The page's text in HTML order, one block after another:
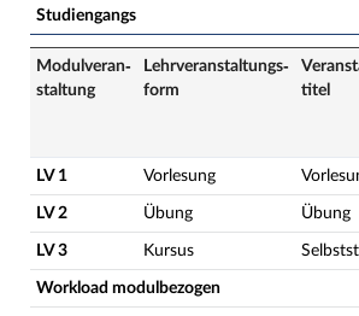
Studiengangs
Modulveran­
staltung
Lehrveranstaltungs­
form
titel
LV 1 Vorlesung
LV 2 Übung Übung
LV 3 Kursus
Workload modulbezogen